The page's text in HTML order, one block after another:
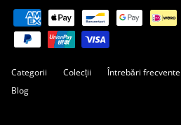
Categorii Colecții Întrebări frecvente
Blog